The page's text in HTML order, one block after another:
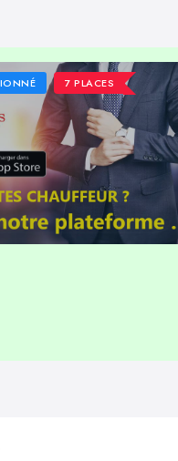
7 PLACES